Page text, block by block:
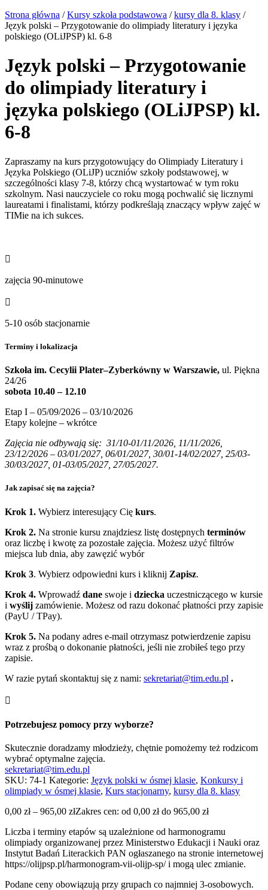
Strona główna /Kursy szkoła podstawowa /kursy dla 8. klasy /
Język polski – Przygotowanie do olimpiady literatury i języka
polskiego (OLiJPSP) kl. 6-8
Język polski – Przygotowanie
do olimpiady literatury i
języka polskiego (OLiJPSP) kl.
6-8
Zapraszamy na kurs przygotowujący do Olimpiady Literatury i
Języka Polskiego (OLiJP) uczniów szkoły podstawowej, w
szczególności klasy 7-8, którzy chcą wystartować w tym roku
szkolnym. Nasi nauczyciele co roku mogą pochwalić się licznymi
laureatami i finalistami, którzy podkreślają znaczący wpływ zajęć w
TIMie na ich sukces.

zajęcia 90-minutowe

5-10 osób stacjonarnie
Terminy i lokalizacja
Szkoła im. Cecylii Plater–Zyberkówny w Warszawie, ul. Piękna
24/26
sobota 10.40 – 12.10
Etap I – 05/09/2026 – 03/10/2026
Etapy kolejne – wkrótce
Zajęcia nie odbywają się: 31/10-01/11/2026, 11/11/2026,
23/12/2026 – 03/01/2027, 06/01/2027, 30/01-14/02/2027, 25/03-
30/03/2027, 01-03/05/2027, 27/05/2027.
Jak zapisać się na zajęcia?
Krok 1. Wybierz interesujący Cię kurs.
Krok 2. Na stronie kursu znajdziesz listę dostępnych terminów
oraz liczbę i kwotę za pozostałe zajęcia. Możesz użyć filtrów
miejsca lub dnia, aby zawęzić wybór
Krok 3. Wybierz odpowiedni kurs i kliknij Zapisz.
Krok 4. Wprowadź dane swoje i dziecka uczestniczącego w kursie
i wyślij zamówienie. Możesz od razu dokonać płatności przy zapisie
(PayU / TPay).
Krok 5. Na podany adres e‑mail otrzymasz potwierdzenie zapisu
wraz z prośbą o dokonanie płatności, jeśli nie zrobiłeś tego przy
zapisie.
W razie pytań skontaktuj się z nami: sekretariat@tim.edu.pl .

Potrzebujesz pomocy przy wyborze?
Skutecznie doradzamy młodzieży, chętnie pomożemy też rodzicom
wybrać optymalne zajęcia.
sekretariat@tim.edu.pl
SKU: 74-1 Kategorie: Język polski w ósmej klasie, Konkursy i
olimpiady w ósmej klasie, Kurs stacjonarny, kursy dla 8. klasy
0,00 zł – 965,00 złZakres cen: od 0,00 zł do 965,00 zł
Liczba i terminy etapów są uzależnione od harmonogramu
olimpiady organizowanej przez Ministerstwo Edukacji i Nauki oraz
Instytut Badań Literackich PAN ogłaszanego na stronie internetowej
https://olijpsp.pl/harmonogram-vii-olijp-sp/​ i mogą ulec zmianie.
Podane ceny obowiązują przy grupach co najmniej 3-osobowych.